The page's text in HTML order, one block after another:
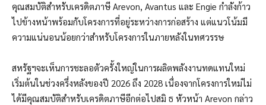
คุณสมบัติสำหรับเครดิตภาษี Arevon, Avantus และ Engie กำลังก้าว
ไปข้างหน้าพร้อมกับโครงการที่อยู่ระหว่างการก่อสร้าง แต่แนวโน้มมี
ความแน่นอนน้อยกว่าสำหรับโครงการในภายหลังในทศวรรษ
สหรัฐฯจะเห็นการชะลอตัวครั้งใหญ่ในการผลิตพลังงานทดแทนใหม่
เริ่มต้นในช่วงครึ่งหลังของปี 2026 ถึง 2028 เนื่องจากโครงการใหม่ไม่
ได้มีคุณสมบัติสำหรับเครดิตภาษีอีกต่อไปสมิ ธ หัวหน้า Arevon กล่าว